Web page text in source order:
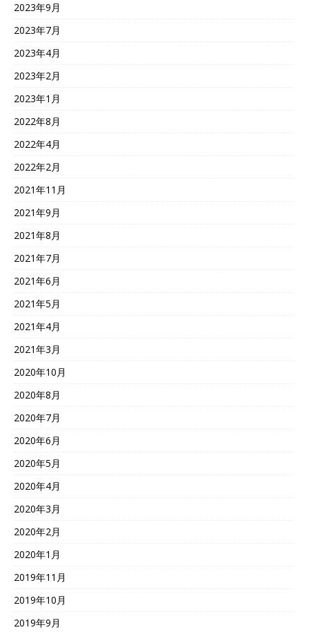
2023年9月
2023年7月
2023年4月
2023年2月
2023年1月
2022年8月
2022年4月
2022年2月
2021年11月
2021年9月
2021年8月
2021年7月
2021年6月
2021年5月
2021年4月
2021年3月
2020年10月
2020年8月
2020年7月
2020年6月
2020年5月
2020年4月
2020年3月
2020年2月
2020年1月
2019年11月
2019年10月
2019年9月